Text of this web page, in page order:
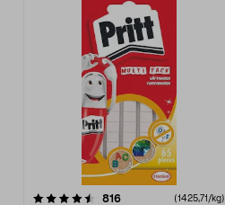
816recensioner(1425,71/kg)
4.5 av 5 stjärnor